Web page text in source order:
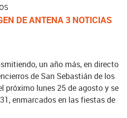
DE ANTENA 3 NOTICIAS
un año más, en directo
de San Sebastián de los
próximo lunes 25 de agosto y se
enmarcados en las fiestas de